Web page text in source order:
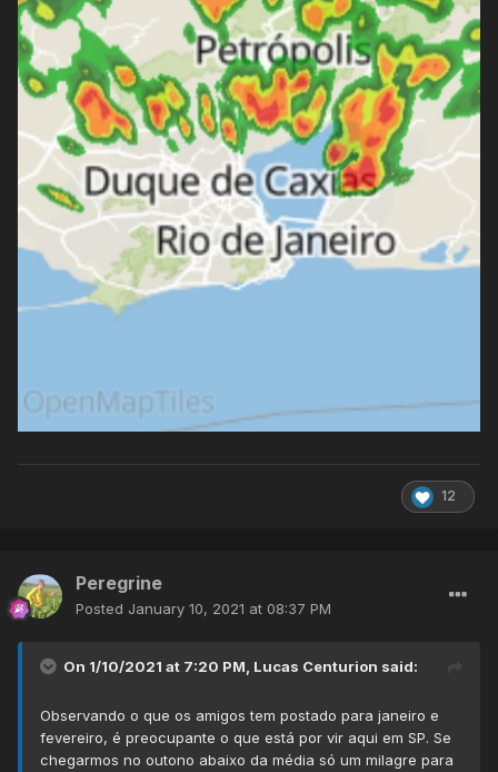
Entre a tarde de parte da noite, chuvas e trovoadas
tomaram conta da cidade, com acumulado de
12
Peregrine
Posted January 10, 2021 at 08:37 PM
On 1/10/2021 at 7:20 PM, Lucas Centurion said:
Observando o que os amigos tem postado para janeiro e
fevereiro, é preocupante o que está por vir aqui em SP. Se
chegarmos no outono abaixo da média só um milagre para